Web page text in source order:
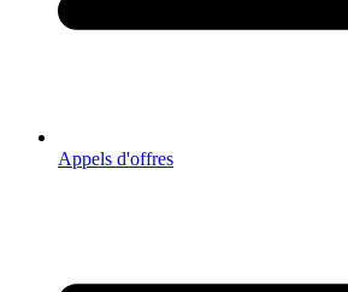
Appels d'offres